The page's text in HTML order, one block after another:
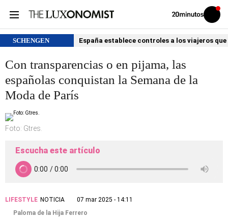
Volver
Iniciar
sesión
SCHENGEN España establece controles a los viajeros
Con transparencias o en pijama, las
españolas conquistan la Semana de la
Moda de París
Foto: Gtres.
Escucha este artículo
LIFESTYLE NOTICIA
07 mar 2025 - 14:11
Paloma de la Hija Ferrero